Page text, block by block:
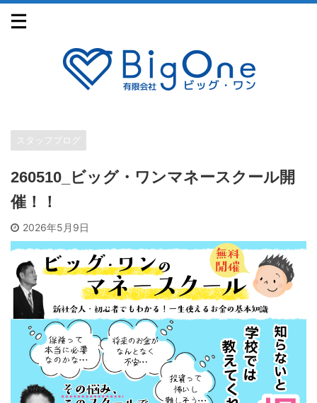
スタッフブログ
260510_ビッグ・ワンマネースクール開
催！！
2026年5月9日